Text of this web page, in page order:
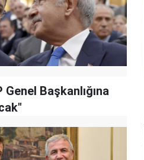
Genel Başkanlığına